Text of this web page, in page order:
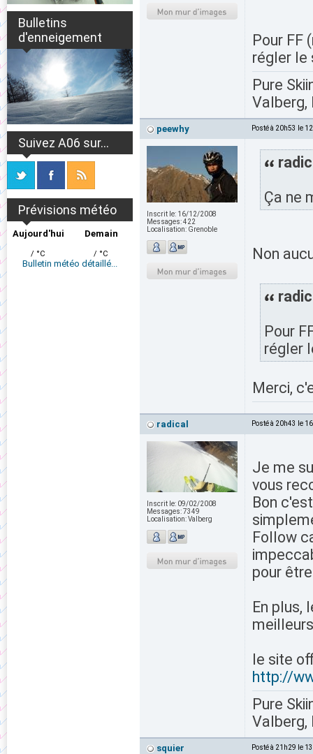
Bulletins
d'enneigement
Suivez A06 sur...
Prévisions météo
Aujourd'hui
/ °C
Demain
/ °C
Bulletin météo détaillé...
Pour FF
régler le
Pure
Valberg,
peewhy Posté à 20h53 le
Inscrit le: 16/12/2008
Messages:422
Localisation: Grenoble
Ça ne
Non
Pour
régler
Merci,
radical Posté à 20h43 le
Inscrit le: 09/02/2008
Messages:7349
Localisation:Valberg
Je me
vous
Bon
Follow
pour
En plus,
le site
http://
Pure
Valberg,
squier Posté à 21h29 le